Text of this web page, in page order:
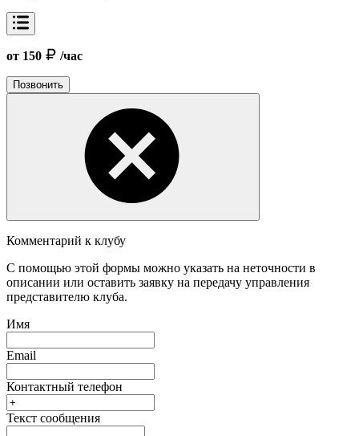
от 150 /час
Позвонить
Комментарий к клубу
С помощью этой формы можно указать на неточности в
описании или оставить заявку на передачу управления
представителю клуба.
Имя
Email
Контактный телефон
Текст сообщения